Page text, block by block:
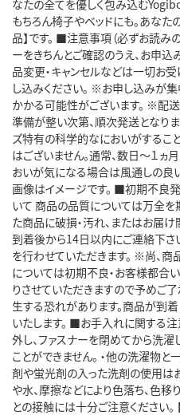
なたの全てを優しく包み込む
もちろん椅子やベッドにも。あなた
品】です。 ■注意事項（必ずお読み
ーをきちんとご確認のうえ、お申
品変更・キャンセルなどは一切お
し込みください｡ ※お申し込みが
かかる可能性がございます。 ※配
準備が整い次第、順次発送となり
ズ特有の科学的なにおいがするこ
はございません。通常、数日～１ヵ
おいが気になる場合は風通しの良
画像はイメージです。 ■初期不良
いて 商品の品質については万全を
た商品に破損・汚れ、またはお届
到着後から14日以内にご連絡下さ
を行わせていただきます。 ※尚、
については初期不良・お客様都合
りさせていただきますので予めご
生する恐れがあります。商品が到
いたします。 ■お手入れに関する
外し、ファスナーを閉めてから洗濯
ことができません。 ・他の洗濯物と
剤や蛍光剤の入った洗剤の使用は
や水、摩擦などにより色落ち、色移
との接触には十分ご注意ください。